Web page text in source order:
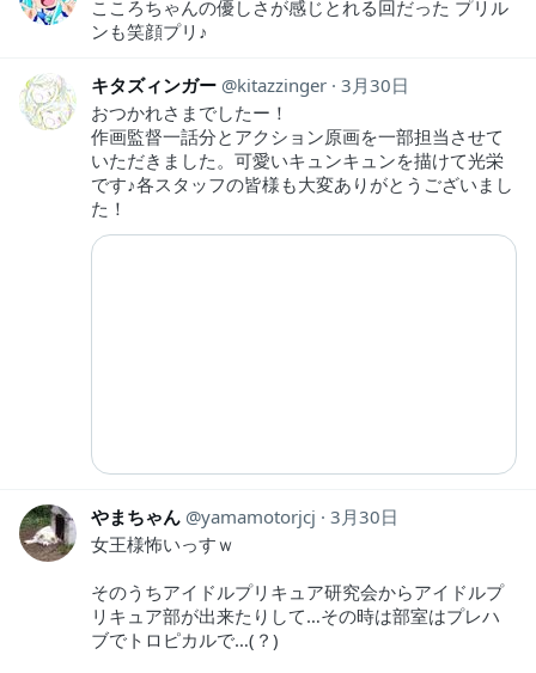
こころちゃんの優しさが感じとれる回だった プリル
ンも笑顔プリ♪
キタズィンガー kitazzinger 3月30日
おつかれさまでしたー！
作画監督一話分とアクション原画を一部担当させて
いただきました。可愛いキュンキュンを描けて光栄
です♪各スタッフの皆様も大変ありがとうございまし
た！
やまちゃん yamamotorjcj
3月30日
女王様怖いっすｗ
そのうちアイドルプリキュア研究会からアイドルプ
リキュア部が出来たりして…その時は部室はプレハ
ブでトロピカルで…(？)